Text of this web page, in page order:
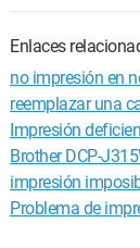
Enlaces
no impresión en
reemplazar una
Impresión
Brother DCP-
impresión
Problema de